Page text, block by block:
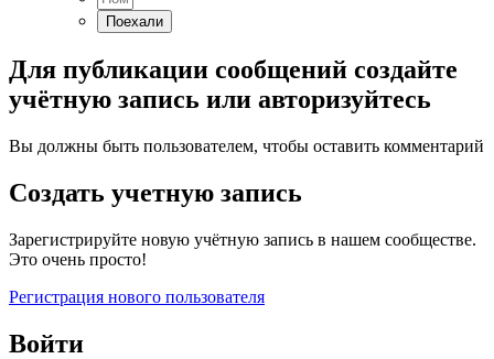
Для публикации сообщений создайте
учётную запись или авторизуйтесь
Вы должны быть пользователем, чтобы оставить комментарий
Создать учетную запись
Зарегистрируйте новую учётную запись в нашем сообществе.
Это очень просто!
Регистрация нового пользователя
Войти